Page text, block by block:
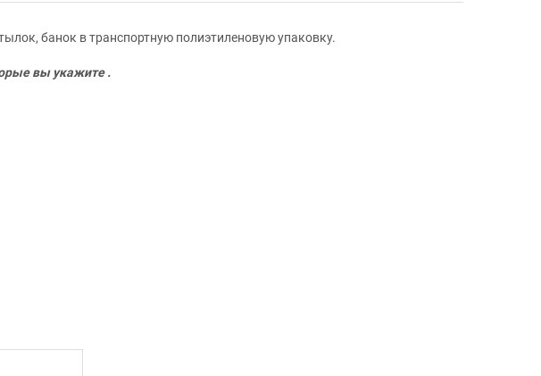
банок в транспортную полиэтиленовую упаковку.
вы укажите .